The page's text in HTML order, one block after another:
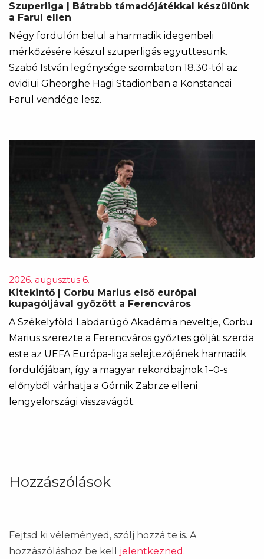
Szuperliga | Bátrabb támadójátékkal készülünk
a Farul ellen
Négy fordulón belül a harmadik idegenbeli
mérkőzésére készül szuperligás együttesünk.
Szabó István legénysége szombaton 18.30-tól az
ovidiui Gheorghe Hagi Stadionban a Konstancai
Farul vendége lesz.
2026. augusztus 6.
Kitekintő | Corbu Marius első európai
kupagóljával győzött a Ferencváros
A Székelyföld Labdarúgó Akadémia neveltje, Corbu
Marius szerezte a Ferencváros győztes gólját szerda
este az UEFA Európa-liga selejtezőjének harmadik
fordulójában, így a magyar rekordbajnok 1–0-s
előnyből várhatja a Górnik Zabrze elleni
lengyelországi visszavágót.
Hozzászólások
Fejtsd ki véleményed, szólj hozzá te is. A
hozzászóláshoz be kell jelentkezned .